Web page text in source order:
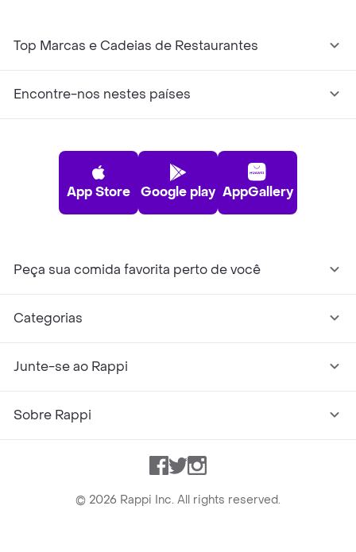
Top Marcas e Cadeias de Restaurantes
Encontre-nos nestes países
App Store Google play AppGallery
Peça sua comida favorita perto de você
Categorias
Junte-se ao Rappi
Sobre Rappi
Facebook
TwitterInstagram
© 2026 Rappi Inc. All rights reserved.